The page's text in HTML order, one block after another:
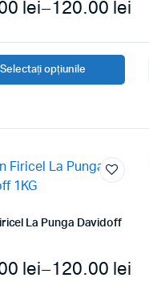
120.00 lei
–
lei
Selectați opțiunile
La Punga Davidoff
120.00 lei
–
lei